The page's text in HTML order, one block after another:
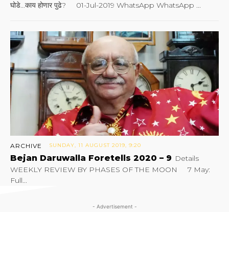
घोडे...काय होणार पुढे? 01-Jul-2019 WhatsApp WhatsApp ...
ARCHIVE SUNDAY, 11 AUGUST 2019, 9:20
Bejan Daruwalla Foretells 2020 – 9 Details
WEEKLY REVIEW BY PHASES OF THE MOON 7 May:
Full...
- Advertisement -